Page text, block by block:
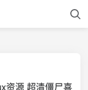
资源 超清僵尸喜